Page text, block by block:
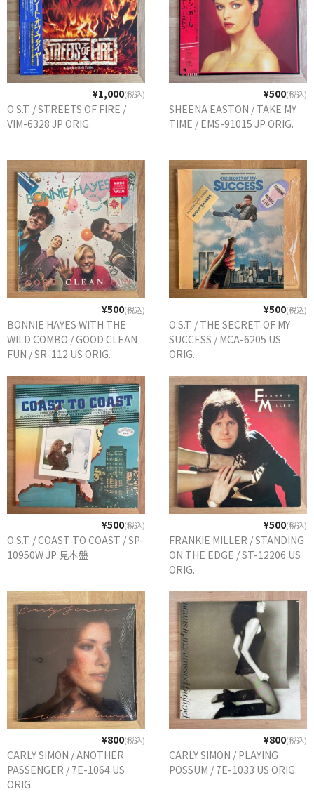
¥1,000(税込)
O.S.T. / STREETS OF FIRE /
VIM-6328 JP ORIG.
¥500(税込)
SHEENA EASTON / TAKE MY
TIME / EMS-91015 JP ORIG.
¥500(税込)
BONNIE HAYES WITH THE
WILD COMBO / GOOD CLEAN
FUN / SR-112 US ORIG.
¥500(税込)
O.S.T. / THE SECRET OF MY
SUCCESS / MCA-6205 US
ORIG.
¥500(税込)
O.S.T. / COAST TO COAST / SP-
10950W JP 見本盤
¥500(税込)
FRANKIE MILLER / STANDING
ON THE EDGE / ST-12206 US
ORIG.
¥800(税込)
CARLY SIMON / ANOTHER
PASSENGER / 7E-1064 US
ORIG.
¥800(税込)
CARLY SIMON / PLAYING
POSSUM / 7E-1033 US ORIG.